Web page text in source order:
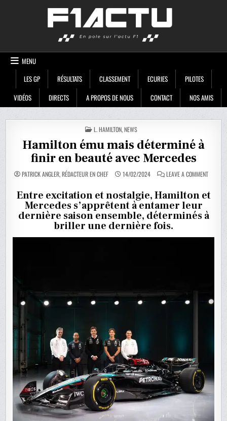
MENU
LES GP
RÉSULTATS CLASSEMENT ECURIES
PILOTES
VIDÉOS
DIRECTS A PROPOS DE NOUS CONTACT NOS AMIS
POSTED
IN
L. HAMILTON,NEWS
Hamilton ému mais déterminé à
finir en beauté avec Mercedes
PATRICK ANGLER, RÉDACTEUR EN CHEF 14/02/2024 LEAVE A COMMENTON
MAIS
FINIR
EN
Entre excitation et nostalgie, Hamilton et
Mercedes s’apprêtent à entamer leur
dernière saison ensemble, déterminés à
briller une dernière fois.